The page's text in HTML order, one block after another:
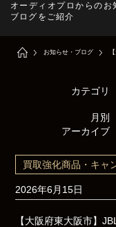
オーディオプロからの
ブログをご紹介
お知らせ・ブログ
カテゴリ
月別
アーカイブ
買取強化商品・キャ
2026年6月15日
【大阪府東大阪市】